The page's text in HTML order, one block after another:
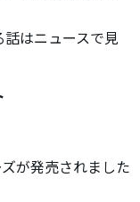
はニュースで見
が発売されました